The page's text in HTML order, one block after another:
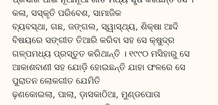
କଳା, ସସ୍କୃତି ପରିବେଶ, ସାମାଜିକ
ବ୍ୟବସ୍ଥା, ଗଛ, ଜଙ୍ଗଲ, ସ୍ୱାସ୍ଥ୍ୟ, ଶିକ୍ଷା ଆଦି
ବିଷୟରେ ସଙ୍ଗୀତ ତିଆରି କରିବା ସହ ସେ କ୍ଷୁଦ୍ର
ଗଳ୍ପମଧ୍ୟ ପ୍ରସ୍ତୁତ କରିଥାନ୍ତି । ୧୯୯୦ ମସିହାରୁ ସେ
ଆକାଶବାଣୀ ସହ ଯୋଡ଼ି ହୋଇଛନ୍ତି ଯାହା ଫଳରେ ସେ
ପୁରାତନ ଲୋକଗୀତ ଯେମିତି
ଢ଼ଣକୋଇଲା, ପାଲା, ଡ଼ାସକାଠିଆ, ମୁଣ୍ଡପୋତା